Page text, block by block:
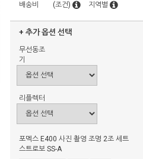
배송비
(조건) 지역별
+ 추가 옵션 선택
무선동조
기
리플렉터
포멕스 E400 사진 촬영 조명 2조 세트
스트로보 SS-A